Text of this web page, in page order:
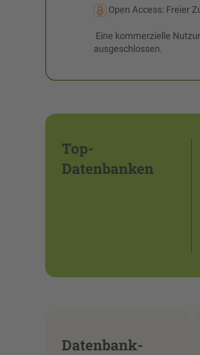
Open Access: Freier
Eine kommerzielle
ausgeschlossen.
Top-
Datenbanken
Datenbank-